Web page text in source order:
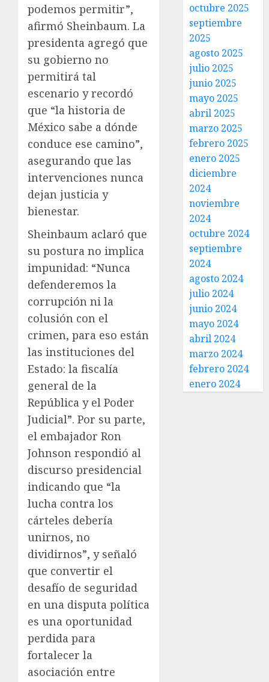
podemos permitir”,
afirmó Sheinbaum. La
presidenta agregó que
su gobierno no
permitirá tal
escenario y recordó
que “la historia de
México sabe a dónde
conduce ese camino”,
asegurando que las
intervenciones nunca
dejan justicia y
bienestar.
Sheinbaum aclaró que
su postura no implica
impunidad: “Nunca
defenderemos la
corrupción ni la
colusión con el
crimen, para eso están
las instituciones del
Estado: la fiscalía
general de la
República y el Poder
Judicial”. Por su parte,
el embajador Ron
Johnson respondió al
discurso presidencial
indicando que “la
lucha contra los
cárteles debería
unirnos, no
dividirnos”, y señaló
que convertir el
desafío de seguridad
en una disputa política
es una oportunidad
perdida para
fortalecer la
asociación entre
octubre 2025
septiembre
2025
agosto 2025
julio 2025
junio 2025
mayo 2025
abril 2025
marzo 2025
febrero 2025
enero 2025
diciembre
2024
noviembre
2024
octubre 2024
septiembre
2024
agosto 2024
julio 2024
junio 2024
mayo 2024
abril 2024
marzo 2024
febrero 2024
enero 2024